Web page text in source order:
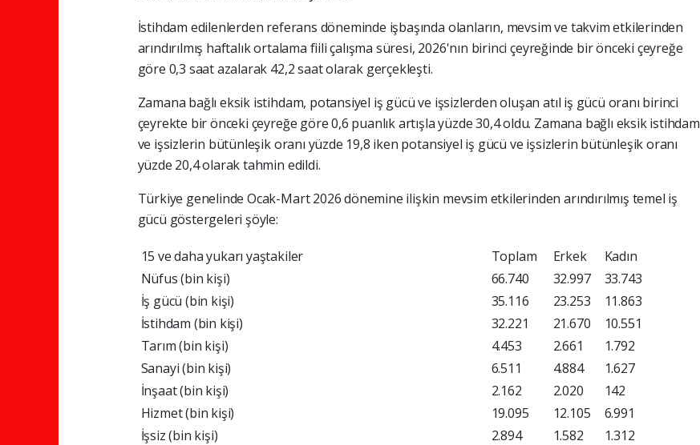
İstihdam edilenlerden referans döneminde işbaşında olanların, mevsim ve takvim etkilerinden
arındırılmış haftalık ortalama fiili çalışma süresi, 2026'nın birinci çeyreğinde bir önceki çeyreğe
göre 0,3 saat azalarak 42,2 saat olarak gerçekleşti.
Zamana bağlı eksik istihdam, potansiyel iş gücü ve işsizlerden oluşan atıl iş gücü oranı birinci
çeyrekte bir önceki çeyreğe göre 0,6 puanlık artışla yüzde 30,4 oldu. Zamana bağlı eksik istihdam
ve işsizlerin bütünleşik oranı yüzde 19,8 iken potansiyel iş gücü ve işsizlerin bütünleşik oranı
yüzde 20,4 olarak tahmin edildi.
Türkiye genelinde Ocak-Mart 2026 dönemine ilişkin mevsim etkilerinden arındırılmış temel iş
gücü göstergeleri şöyle:
15 ve daha yukarı yaştakiler Toplam Erkek
Kadın
Nüfus (bin kişi)
66.740 32.997
33.743
İş gücü (bin kişi)
35.116 23.253
11.863
İstihdam (bin kişi)
32.221 21.670
10.551
Tarım (bin kişi)
4.453 2.661
1.792
Sanayi (bin kişi)
6.511 4.884
1.627
İnşaat (bin kişi)
2.162 2.020
142
Hizmet (bin kişi)
19.095 12.105
6.991
İşsiz (bin kişi)
2.894 1.582
1.312